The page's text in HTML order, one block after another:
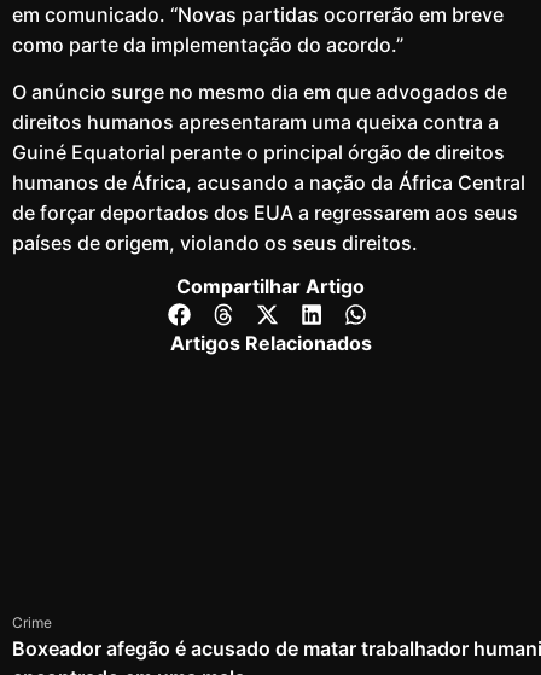
em comunicado. “Novas partidas ocorrerão em breve
como parte da implementação do acordo.”
O anúncio surge no mesmo dia em que advogados de
direitos humanos apresentaram uma queixa contra a
Guiné Equatorial perante o principal órgão de direitos
humanos de África, acusando a nação da África Central
de forçar deportados dos EUA a regressarem aos seus
países de origem, violando os seus direitos.
Compartilhar Artigo
Artigos Relacionados
Crime
Boxeador afegão é acusado de matar trabalhador